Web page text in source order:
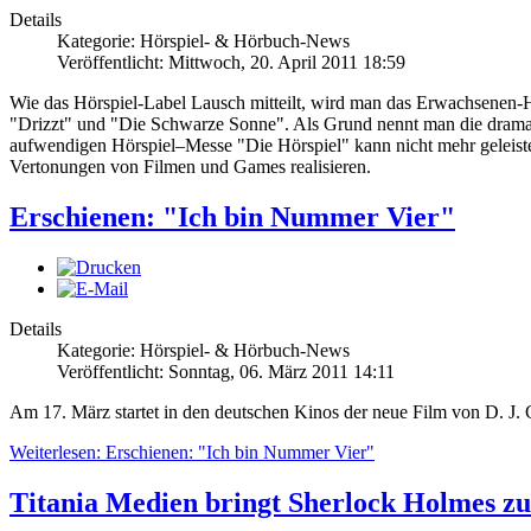
Details
Kategorie: Hörspiel- & Hörbuch-News
Veröffentlicht: Mittwoch, 20. April 2011 18:59
Wie das Hörspiel-Label Lausch mitteilt, wird man das
"Drizzt" und "Die Schwarze Sonne". Als Grund nennt man die
aufwendigen Hörspiel–Messe "Die Hörspiel" kann nicht mehr
Vertonungen von Filmen und Games realisieren.
Erschienen: "Ich bin Nummer Vier"
Details
Kategorie: Hörspiel- & Hörbuch-News
Veröffentlicht: Sonntag, 06. März 2011 14:11
Am 17. März startet in den deutschen Kinos der neue Film von D.
Weiterlesen: Erschienen: "Ich bin Nummer Vier"
Titania Medien bringt Sherlock Holmes